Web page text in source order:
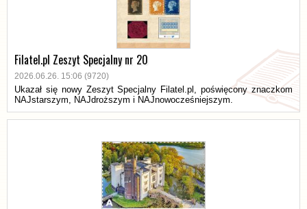
Filatel.pl Zeszyt Specjalny nr 20
2026.06.26. 15:06 (9720)
Ukazał się nowy Zeszyt Specjalny Filatel.pl, poświęcony znaczkom
NAJstarszym, NAJdroższym i NAJnowocześniejszym.